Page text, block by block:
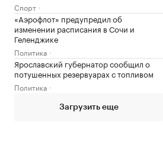
Спорт
«Аэрофлот» предупредил об
изменении расписания в Сочи и
Геленджике
Политика
Ярославский губернатор сообщил о
потушенных резервуарах с топливом
Политика
Загрузить еще